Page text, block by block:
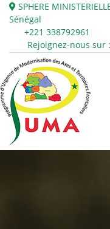
SPHERE
Sénégal
+221 338792961
Rejoignez-nous sur :